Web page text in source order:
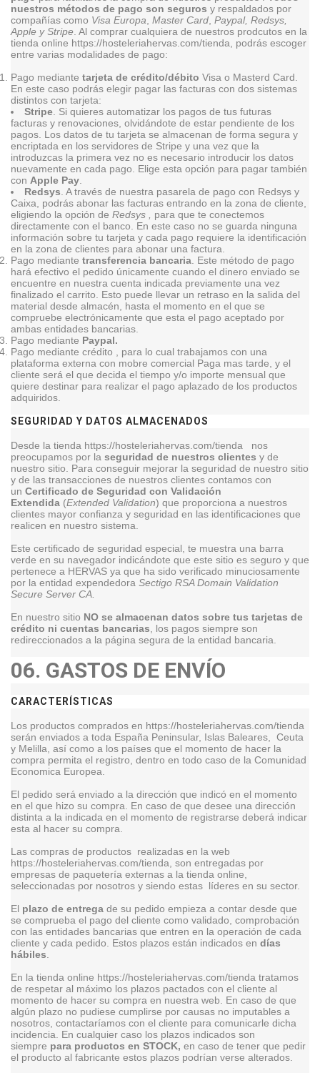
nuestros métodos de pago son seguros y respaldados por
compañías como Visa Europa Master Card Paypal, Redsys,
Apple y Stripe . Al comprar cualquiera de nuestros prodcutos en la
tienda online https://hosteleriahervas.com/tienda, podrás escoger
entre varias modalidades de pago:
Pago mediante tarjeta de crédito/débito Visa o Masterd Card.
En este caso podrás elegir pagar las facturas con dos sistemas
distintos con tarjeta:
Stripe . Si quieres automatizar los pagos de tus futuras
facturas y renovaciones, olvidándote de estar pendiente de los
pagos. Los datos de tu tarjeta se almacenan de forma segura y
encriptada en los servidores de Stripe y una vez que la
introduzcas la primera vez no es necesario introducir los datos
nuevamente en cada pago. Elige esta opción para pagar también
con Apple Pay
Redsys . A través de nuestra pasarela de pago con Redsys y
Caixa, podrás abonar las facturas entrando en la zona de cliente,
eligiendo la opción de Redsys , para que te conectemos
directamente con el banco. En este caso no se guarda ninguna
información sobre tu tarjeta y cada pago requiere la identificación
en la zona de clientes para abonar una factura.
Pago mediante transferencia bancaria . Este método de pago
hará efectivo el pedido únicamente cuando el dinero enviado se
encuentre en nuestra cuenta indicada previamente una vez
finalizado el carrito. Esto puede llevar un retraso en la salida del
material desde almacén, hasta el momento en el que se
compruebe electrónicamente que esta el pago aceptado por
ambas entidades bancarias.
Pago mediante Paypal.
Pago mediante crédito , para lo cual trabajamos con una
plataforma externa con mobre comercial Paga mas tarde, y el
cliente será el que decida el tiempo y/o importe mensual que
quiere destinar para realizar el pago aplazado de los productos
adquiridos.
SEGURIDAD Y DATOS ALMACENADOS
Desde la tienda https://hosteleriahervas.com/tienda nos
preocupamos por la seguridad de nuestros clientes y de
nuestro sitio. Para conseguir mejorar la seguridad de nuestro sitio
y de las transacciones de nuestros clientes contamos con
un Certificado de Seguridad con Validación
Extendida (Extended Validation) que proporciona a nuestros
clientes mayor confianza y seguridad en las identificaciones que
realicen en nuestro sistema.
Este certificado de seguridad especial, te muestra una barra
verde en su navegador indicándote que este sitio es seguro y que
pertenece a HERVAS ya que ha sido verificado minuciosamente
por la entidad expendedora Sectigo RSA Domain Validation
Secure Server CA.
En nuestro sitio NO se almacenan datos sobre tus tarjetas de
crédito ni cuentas bancarias , los pagos siempre son
redireccionados a la página segura de la entidad bancaria.
06. GASTOS DE ENVÍO
CARACTERÍSTICAS
Los productos comprados en https://hosteleriahervas.com/tienda
serán enviados a toda España Peninsular, Islas Baleares, Ceuta
y Melilla, así como a los países que el momento de hacer la
compra permita el registro, dentro en todo caso de la Comunidad
Economica Europea.
El pedido será enviado a la dirección que indicó en el momento
en el que hizo su compra. En caso de que desee una dirección
distinta a la indicada en el momento de registrarse deberá indicar
esta al hacer su compra.
Las compras de productos realizadas en la web
https://hosteleriahervas.com/tienda, son entregadas por
empresas de paquetería externas a la tienda online,
seleccionadas por nosotros y siendo estas líderes en su sector.
El plazo de entrega de su pedido empieza a contar desde que
se comprueba el pago del cliente como validado, comprobación
con las entidades bancarias que entren en la operación de cada
cliente y cada pedido. Estos plazos están indicados en días
hábiles
En la tienda online https://hosteleriahervas.com/tienda tratamos
de respetar al máximo los plazos pactados con el cliente al
momento de hacer su compra en nuestra web. En caso de que
algún plazo no pudiese cumplirse por causas no imputables a
nosotros, contactaríamos con el cliente para comunicarle dicha
incidencia. En cualquier caso los plazos indicados son
siempre para productos en STOCK, en caso de tener que pedir
el producto al fabricante estos plazos podrían verse alterados.